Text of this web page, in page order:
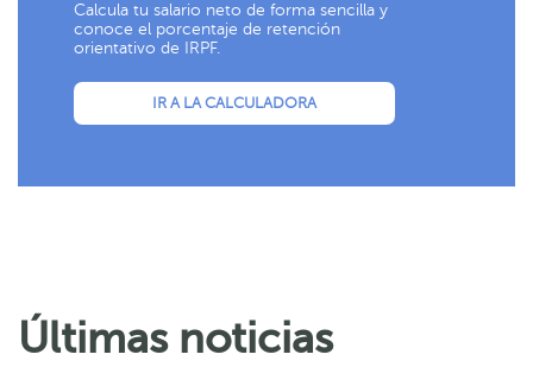
Calcula tu salario neto de forma sencilla y
conoce el porcentaje de retención
orientativo de IRPF.
IR A LA CALCULADORA
Últimas noticias